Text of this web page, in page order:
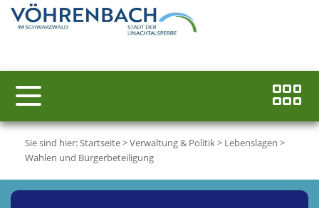
Sie sind hier:Startseite>Verwaltung & Politik> Lebenslagen >
Wahlen und Bürgerbeteiligung